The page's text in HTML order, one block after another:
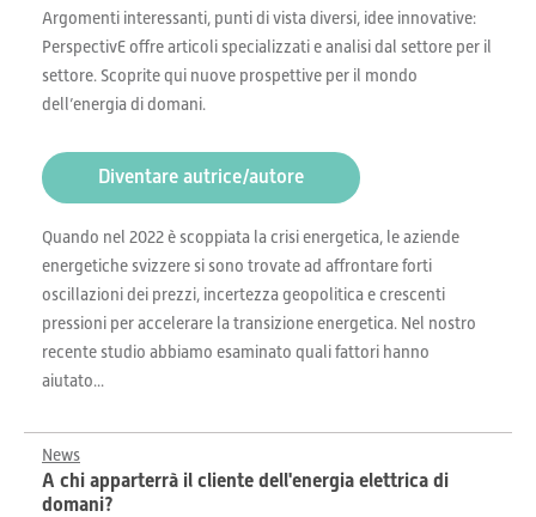
Argomenti interessanti, punti di vista diversi, idee innovative:
PerspectivE offre articoli specializzati e analisi dal settore per il
settore. Scoprite qui nuove prospettive per il mondo
dell’energia di domani.
Diventare autrice/autore
Quando nel 2022 è scoppiata la crisi energetica, le aziende
energetiche svizzere si sono trovate ad affrontare forti
oscillazioni dei prezzi, incertezza geopolitica e crescenti
pressioni per accelerare la transizione energetica. Nel nostro
recente studio abbiamo esaminato quali fattori hanno
aiutato...
News
A chi apparterrà il cliente dell'energia elettrica di
domani?